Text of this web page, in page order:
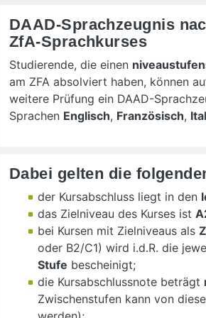
DAAD-Sprachzeugnis
ZfA-Sprachkurses
Studierende, die einen
am ZFA absolviert haben, können
weitere Prüfung ein DAAD-
Sprachen Englisch, Französisch,
Dabei gelten die
der Kursabschluss liegt in den
das Zielniveau des Kurses ist
bei Kursen mit Zielniveaus als
oder B2/C1) wird i.d.R. die
Stufe bescheinigt;
die Kursabschlussnote beträgt
Zwischenstufen kann von